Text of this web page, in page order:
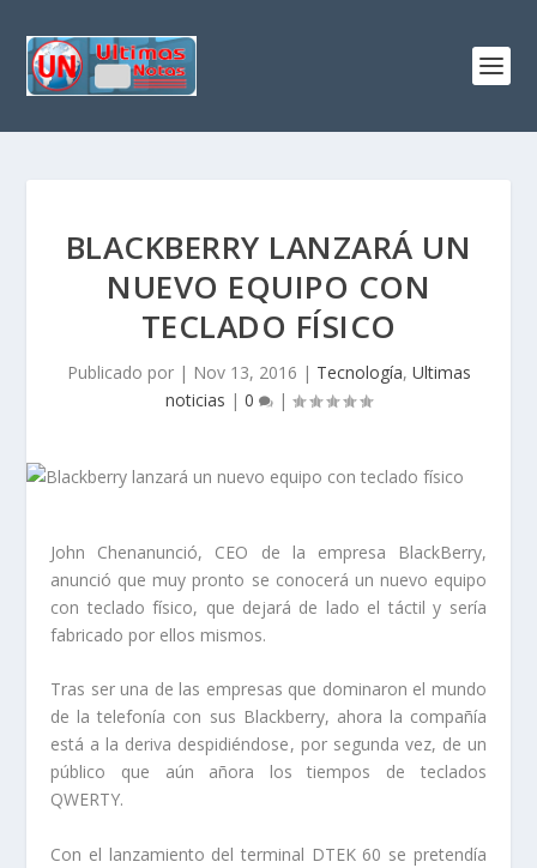
BLACKBERRY LANZARÁ UN
NUEVO EQUIPO CON
TECLADO FÍSICO
Publicado por | Nov 13, 2016 | Tecnología, Ultimas
noticias | 0 |
John Chenanunció, CEO de la empresa BlackBerry,
anunció que muy pronto se conocerá un nuevo equipo
con teclado físico, que dejará de lado el táctil y sería
fabricado por ellos mismos.
Tras ser una de las empresas que dominaron el mundo
de la telefonía con sus Blackberry, ahora la compañía
está a la deriva despidiéndose, por segunda vez, de un
público que aún añora los tiempos de teclados
QWERTY.
Con el lanzamiento del terminal DTEK 60 se pretendía